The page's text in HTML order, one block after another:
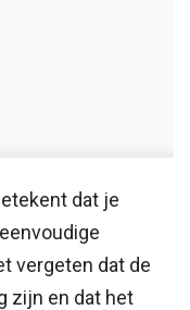
dat je
vergeten dat de
zijn en dat het